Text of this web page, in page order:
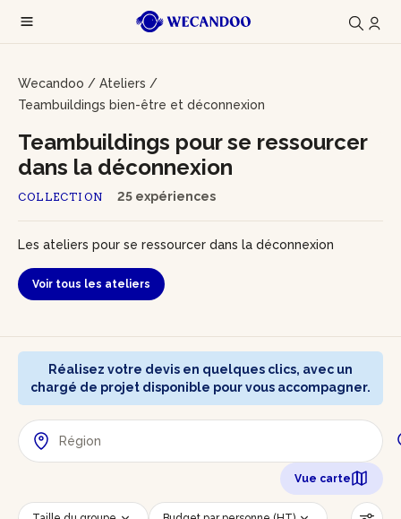
Wecandoo / Ateliers /
Teambuildings bien-être et déconnexion
COLLECTION 25 expériences
Teambuildings pour se ressourcer
dans la déconnexion
Les ateliers pour se ressourcer dans la déconnexion
Voir tous les ateliers
Réalisez votre devis en quelques clics, avec un
chargé de projet disponible pour vous accompagner.
Vue carte